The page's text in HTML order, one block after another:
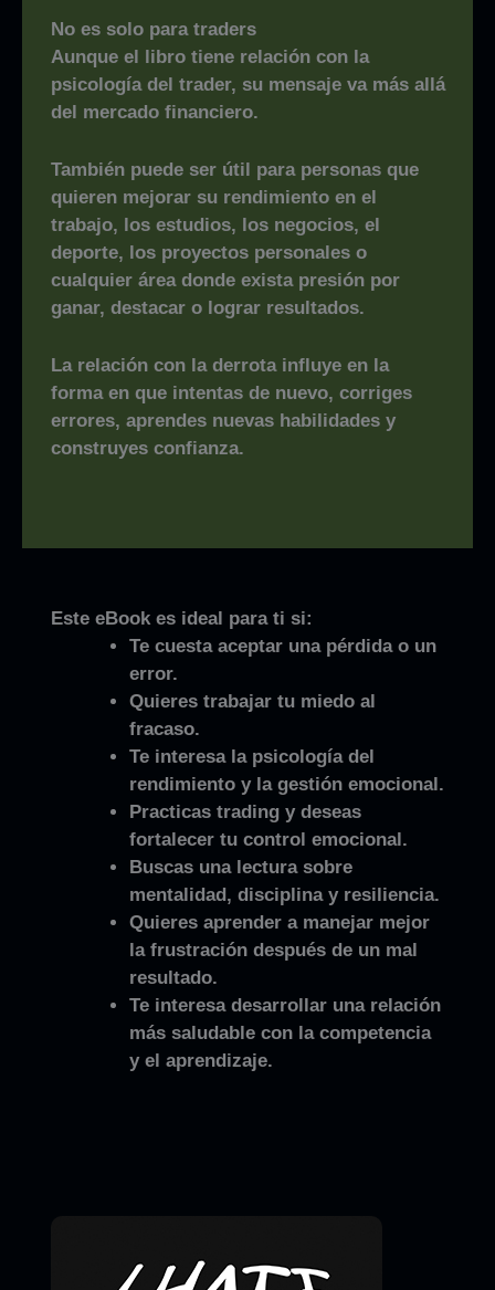
No es solo para traders
Aunque el libro tiene relación con la
psicología del trader, su mensaje va más allá
del mercado financiero.
También puede ser útil para personas que
quieren mejorar su rendimiento en el
trabajo, los estudios, los negocios, el
deporte, los proyectos personales o
cualquier área donde exista presión por
ganar, destacar o lograr resultados.
La relación con la derrota influye en la
forma en que intentas de nuevo, corriges
errores, aprendes nuevas habilidades y
construyes confianza.
Este eBook es ideal para ti si:
Te cuesta aceptar una pérdida o un
error.
Quieres trabajar tu miedo al
fracaso.
Te interesa la psicología del
rendimiento y la gestión emocional.
Practicas trading y deseas
fortalecer tu control emocional.
Buscas una lectura sobre
mentalidad, disciplina y resiliencia.
Quieres aprender a manejar mejor
la frustración después de un mal
resultado.
Te interesa desarrollar una relación
más saludable con la competencia
y el aprendizaje.